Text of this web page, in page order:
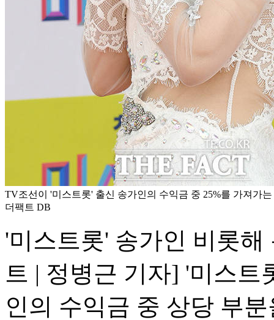
TV조선이 '미스트롯' 출신 송가인의 수익금 중 25%를 가져가
더팩트 DB
'미스트롯' 송가인 비롯
트 | 정병근 기자] '미스트
인의 수익금 중 상당 부